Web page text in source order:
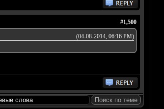
#1,500
(04-08-2014, 06:16 PM)